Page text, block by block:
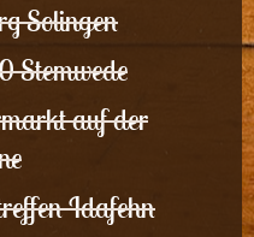
Solingen
Stemwede
auf der
Idafehn